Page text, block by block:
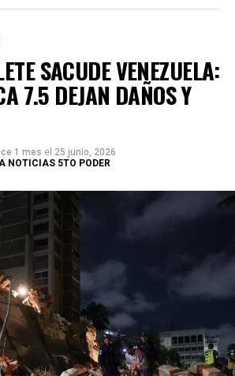
SACUDE VENEZUELA:
7.5 DEJAN DAÑOS Y
1 mes el 25 junio, 2026
NOTICIAS 5TO PODER